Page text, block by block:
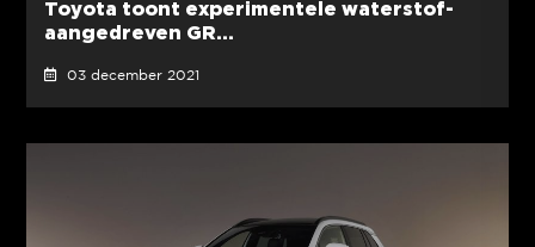
Toyota toont experimentele waterstof-
aangedreven GR...
03 december 2021